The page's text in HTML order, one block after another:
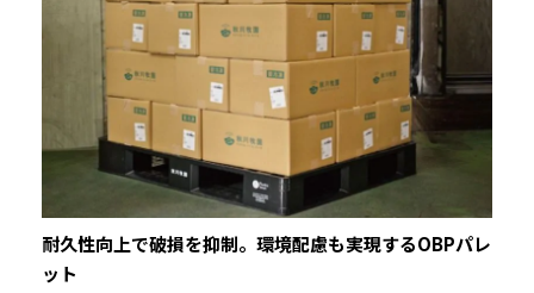
耐久性向上で破損を抑制。環境配慮も実現するOBPパレ
ット